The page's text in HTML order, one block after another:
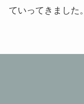
ていってきました。